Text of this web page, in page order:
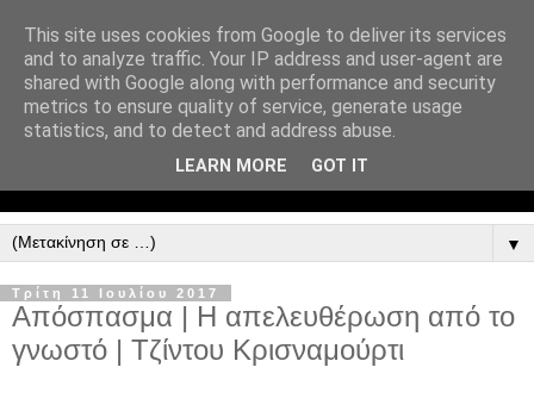
▼
Τρίτη 11 Ιουλίου 2017
Απόσπασμα | Η απελευθέρωση από το
γνωστό | Τζίντου Κρισναμούρτι
This site uses cookies from Google to deliver its services
and to analyze traffic. Your IP address and user-agent are
shared with Google along with performance and security
metrics to ensure quality of service, generate usage
statistics, and to detect and address abuse.
LEARN MORE GOT IT